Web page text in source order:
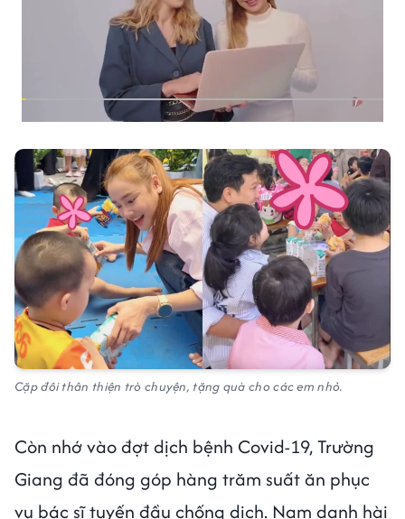
Cặp đôi thân thiện trò chuyện, tặng quà cho các em nhỏ.
Còn nhớ vào đợt dịch bệnh Covid-19, Trường
Giang đã đóng góp hàng trăm suất ăn phục
vụ bác sĩ tuyến đầu chống dịch. Nam danh hài